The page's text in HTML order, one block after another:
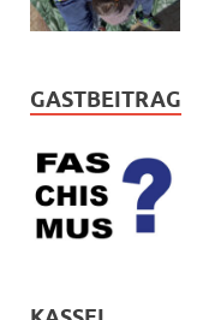
GASTBEITRAG